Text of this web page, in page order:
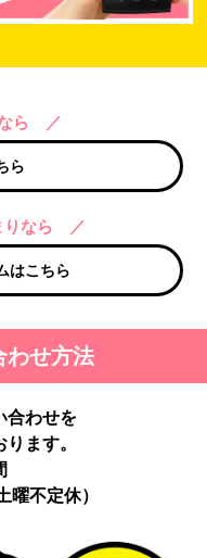
ら ／
ら
りなら ／
はこちら
わせ方法
合わせを
ます。
曜不定休）